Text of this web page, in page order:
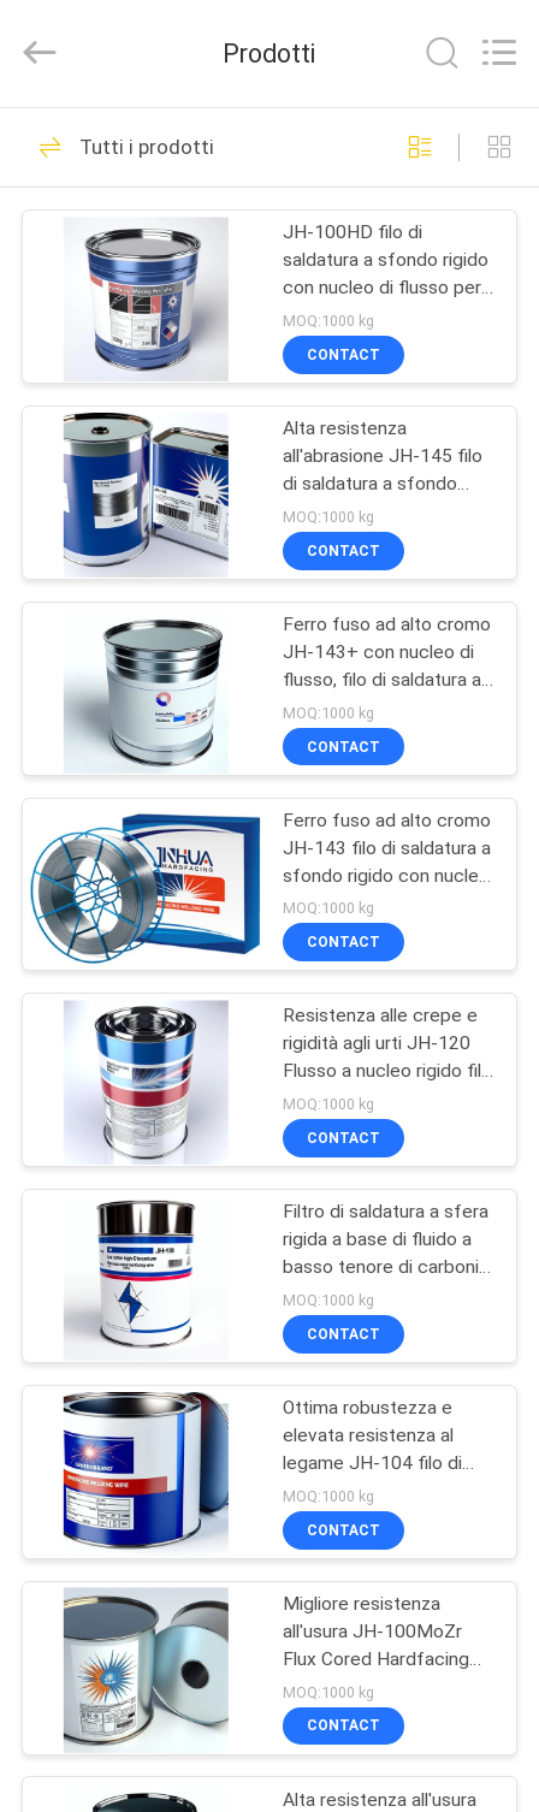
CASA
PRODOTTI
CIRCA
GIRO
DELLA
FABBRICA
CONTROLLO
DI
QUALITÀ
CONTATTICI
NOTIZIE
RICHIEDA
UNA
CITAZIONE
MAPPA
PRIVACY
POLICY
Reserved.
Affrontare il cavo di
saldatura
57
Elettrodo di
saldatura a faccia
dura
0
piastra resistente
all'usura
Tubo resistente
all'usura
Macchine di
saldatura per
rivestimenti
33
Macchina di
saldatura a
sovrapposizione
Saldatrice
automatica
Prodotti
Tutti i prodotti
JH-100HD filo di
saldatura a sfondo rigido
con nucleo di flusso per
acciaio, cemento
MOQ:1000 kg
CONTACT
Alta resistenza
all'abrasione JH-145 filo
di saldatura a sfondo
rigido con nucleo di
flusso
MOQ:1000 kg
CONTACT
Ferro fuso ad alto cromo
JH-143+ con nucleo di
flusso, filo di saldatura a
faccia dura per
applicazioni di impatto e
usura
MOQ:1000 kg
CONTACT
Ferro fuso ad alto cromo
JH-143 filo di saldatura a
sfondo rigido con nucleo
di flusso per la
produzione di materie
prime
MOQ:1000 kg
CONTACT
Resistenza alle crepe e
rigidità agli urti JH-120
Flusso a nucleo rigido filo
di saldatura per rotolatori
verticali
MOQ:1000 kg
CONTACT
Filtro di saldatura a sfera
rigida a base di fluido a
basso tenore di carbonio
e ad alto tenore di cromo
JH-118
MOQ:1000 kg
CONTACT
Ottima robustezza e
elevata resistenza al
legame JH-104 filo di
saldatura a sfondo rigido
con nucleo di flusso
MOQ:1000 kg
CONTACT
Migliore resistenza
all'usura JH-100MoZr
Flux Cored Hardfacing
Welding Wire per
paracadutismo, rulli di
rettifica
MOQ:1000 kg
CONTACT
Alta resistenza all'usura